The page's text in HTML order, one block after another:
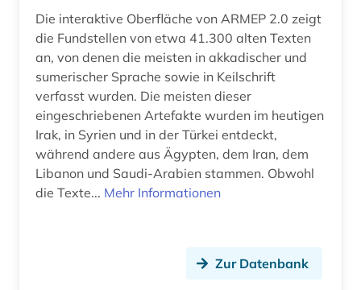
geologie (1)
germanen (2)
germanische altertumskunde (2)
geschichte (43)
geschichte 3350 v.chr.-400 v.chr. (1)
Die interaktive Oberfläche von ARMEP 2.0 zeigt
die Fundstellen von etwa 41.300 alten Texten
an, von denen die meisten in akkadischer und
sumerischer Sprache sowie in Keilschrift
verfasst wurden. Die meisten dieser
eingeschriebenen Artefakte wurden im heutigen
Irak, in Syrien und in der Türkei entdeckt,
während andere aus Ägypten, dem Iran, dem
Libanon und Saudi-Arabien stammen. Obwohl
die Texte... Mehr Informationen
Zur Datenbank